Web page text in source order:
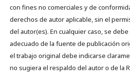
con fines no comerciales y de
derechos de autor aplicable, sin el
del autor(es). En cualquier caso, se
adecuado de la fuente de publicación
el trabajo original debe indicarse
no sugiera el respaldo del autor o de la